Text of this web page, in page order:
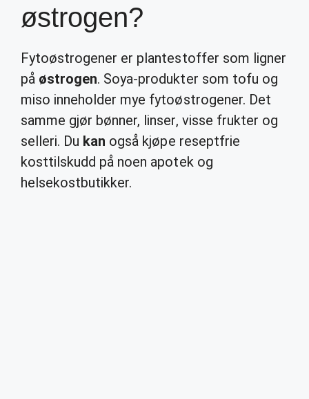
østrogen?
Fytoøstrogener er plantestoffer som ligner
på østrogen. Soya-produkter som tofu og
miso inneholder mye fytoøstrogener. Det
samme gjør bønner, linser, visse frukter og
selleri. Du kan også kjøpe reseptfrie
kosttilskudd på noen apotek og
helsekostbutikker.